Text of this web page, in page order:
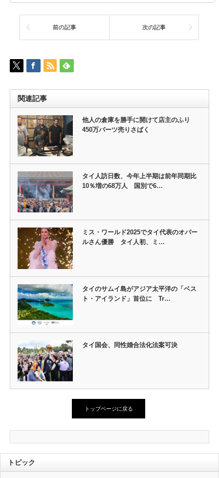
前の記事 次の記事
関連記事
他人の倉庫を勝手に開けて店主のふり
450万バーツ売りさばく
タイ人訪日数、今年上半期は前年同期比
10％増の68万人 国別で6…
ミス・ワールド2025でタイ代表のオパー
ルさん優勝 タイ人初、ミ…
タイのサムイ島がアジア太平洋の「ベス
ト・アイランド」首位に Tr…
タイ国会、同性婚合法化法案可決
トップページに戻る
トピック